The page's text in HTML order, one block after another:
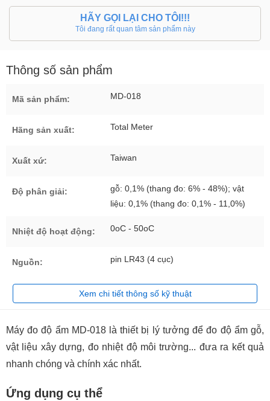
HÃY GỌI LẠI CHO TÔI!!!
Tôi đang rất quan tâm sản phẩm này
Thông số sản phẩm
Mã sản phẩm: MD-018
Hãng sản xuất: Total Meter
Xuất xứ: Taiwan
Độ phân giải:
gỗ: 0,1% (thang đo: 6% - 48%); vật
liệu: 0,1% (thang đo: 0,1% - 11,0%)
Nhiệt độ hoạt động: 0oC - 50oC
Nguồn: pin LR43 (4 cục)
Xem chi tiết thông số kỹ thuật
Máy đo độ ẩm MD-018 là thiết bị lý tưởng để đo độ ẩm gỗ,
vật liệu xây dựng, đo nhiệt độ môi trường... đưa ra kết quả
nhanh chóng và chính xác nhất.
Ứng dụng cụ thể